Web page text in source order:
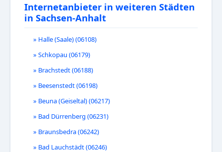
Internetanbieter in weiteren Städten
in Sachsen-Anhalt
» Halle (Saale) (06108)
» Schkopau (06179)
» Brachstedt (06188)
» Beesenstedt (06198)
» Beuna (Geiseltal) (06217)
» Bad Dürrenberg (06231)
» Braunsbedra (06242)
» Bad Lauchstädt (06246)